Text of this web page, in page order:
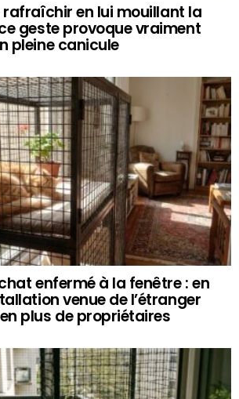
rafraîchir en lui mouillant la
geste provoque vraiment
pleine canicule
enfermé à la fenêtre : en
venue de l’étranger
plus de propriétaires